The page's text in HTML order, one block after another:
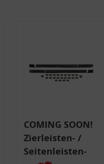
COMING SOON!
Zierleisten- /
Seitenleisten-